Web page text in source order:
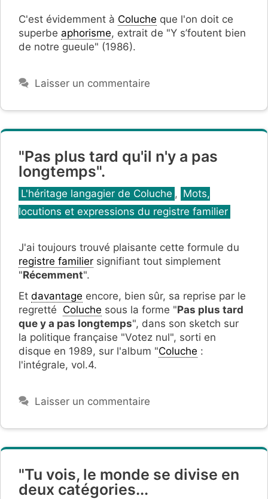
C'est évidemment à Coluche que l'on doit ce
superbe aphorisme, extrait de "Y s’foutent bien
de notre gueule" (1986).
Laisser un commentaire
"Pas plus tard qu'il n'y a pas
longtemps".
Catégories
L'héritage langagier de Coluche , Mots,
locutions et expressions du registre familier
J'ai toujours trouvé plaisante cette formule du
registre familier signifiant tout simplement
"Récemment".
Et davantage encore, bien sûr, sa reprise par le
regretté Coluche sous la forme "Pas plus tard
que y a pas longtemps", dans son sketch sur
la politique française "Votez nul", sorti en
disque en 1989, sur l'album "Coluche :
l'intégrale, vol.4.
Laisser un commentaire
"Tu vois, le monde se divise en
deux catégories...